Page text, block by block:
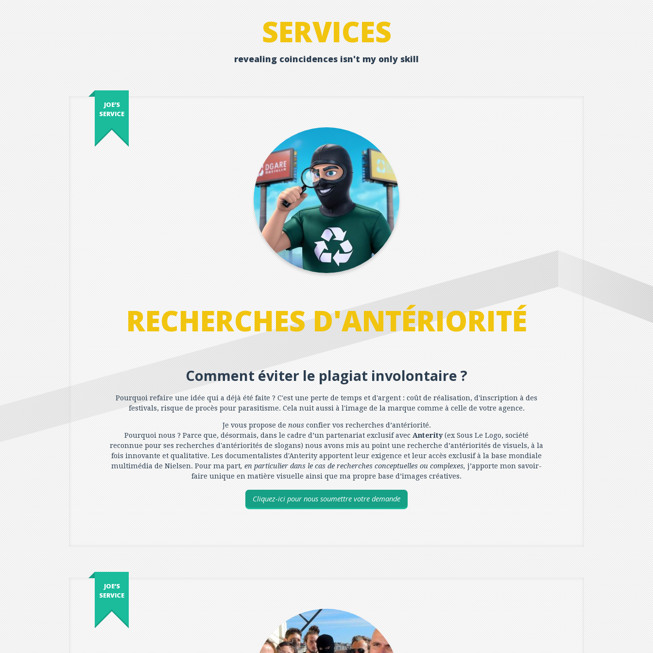
SERVICES
revealing coincidences isn't my only skill
JOE’S
SERVICE
RECHERCHES D'ANTÉRIORITÉ
Comment éviter le plagiat involontaire ?
Pourquoi refaire une idée qui a déjà été faite ? C'est une perte de temps et d'argent : coût de réalisation, d'inscription à des
festivals, risque de procès pour parasitisme. Cela nuit aussi à l'image de la marque comme à celle de votre agence.
Je vous propose de nousconfier vos recherches d’antériorité.
Pourquoi nous ? Parce que, désormais, dans le cadre d’un partenariat exclusif avec Anterity(ex Sous Le Logo, société
reconnue pour ses recherches d'antériorités de slogans) nous avons mis au point une recherche d’antériorités de visuels, à la
fois innovante et qualitative. Les documentalistes d'Anterity apportent leur exigence et leur accès exclusif à la base mondiale
multimédia de Nielsen. Pour ma part, en particulier dans le cas de recherches conceptuelles ou complexes, j’apporte mon savoir-
faire unique en matière visuelle ainsi que ma propre base d’images créatives.
Cliquez-ici pour nous soumettre votre demande
JOE’S
SERVICE